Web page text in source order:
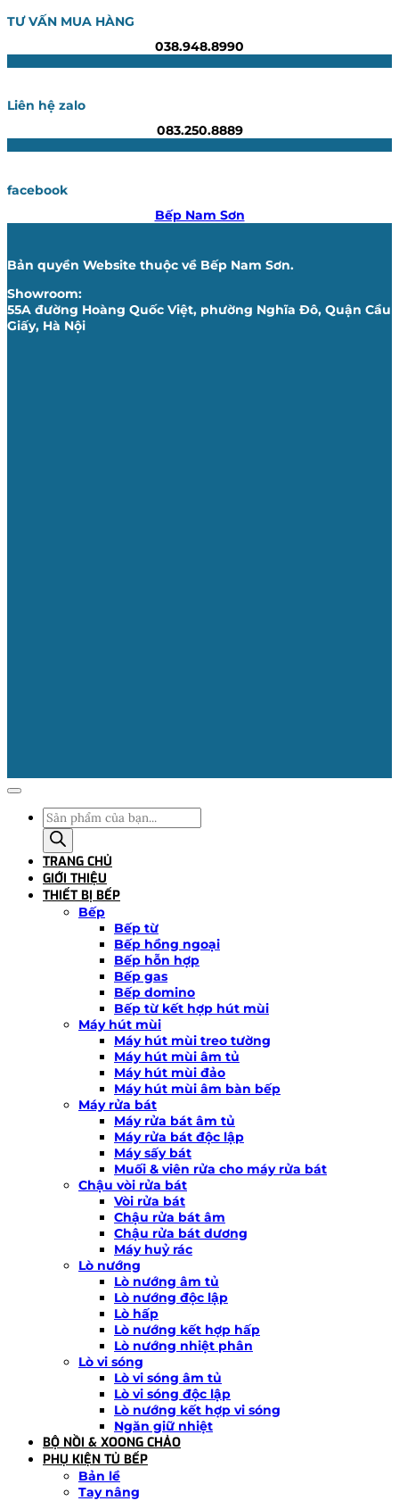
TƯ VẤN MUA HÀNG
038.948.8990
Liên hệ zalo
083.250.8889
facebook
Bếp Nam Sơn
Bản quyền Website thuộc về Bếp Nam Sơn.
Showroom:
55A đường Hoàng Quốc Việt, phường Nghĩa Đô, Quận Cầu
Giấy, Hà Nội
Tìm
kiếm
sản
phẩm
TRANG CHỦ
GIỚI THIỆU
THIẾT BỊ BẾP
Bếp
Bếp từ
Bếp hồng ngoại
Bếp hỗn hợp
Bếp gas
Bếp domino
Bếp từ kết hợp hút mùi
Máy hút mùi
Máy hút mùi treo tường
Máy hút mùi âm tủ
Máy hút mùi đảo
Máy hút mùi âm bàn bếp
Máy rửa bát
Máy rửa bát âm tủ
Máy rửa bát độc lập
Máy sấy bát
Muối & viên rửa cho máy rửa bát
Chậu vòi rửa bát
Vòi rửa bát
Chậu rửa bát âm
Chậu rửa bát dương
Máy huỷ rác
Lò nướng
Lò nướng âm tủ
Lò nướng độc lập
Lò hấp
Lò nướng kết hợp hấp
Lò nướng nhiệt phân
Lò vi sóng
Lò vi sóng âm tủ
Lò vi sóng độc lập
Lò nướng kết hợp vi sóng
Ngăn giữ nhiệt
BỘ NỒI & XOONG CHẢO
PHỤ KIỆN TỦ BẾP
Bản lề
Tay nâng